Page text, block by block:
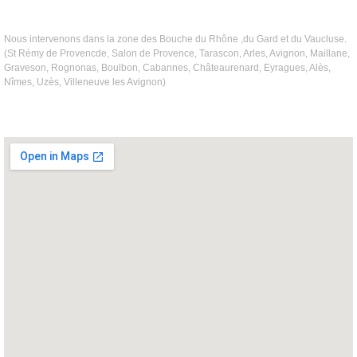
Nous intervenons dans la zone des Bouche du Rhône ,du Gard et du Vaucluse.
(St Rémy de Provencde, Salon de Provence, Tarascon, Arles, Avignon, Maillane,
Graveson, Rognonas, Boulbon, Cabannes, Châteaurenard, Eyragues, Alès,
Nîmes, Uzès, Villeneuve les Avignon)